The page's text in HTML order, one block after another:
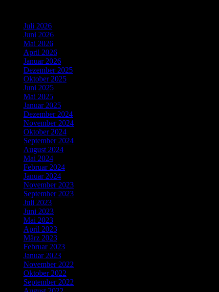
Juli 2026
Juni 2026
Mai 2026
April 2026
Januar 2026
Dezember 2025
Oktober 2025
Juni 2025
Mai 2025
Januar 2025
Dezember 2024
November 2024
Oktober 2024
September 2024
August 2024
Mai 2024
Februar 2024
Januar 2024
November 2023
September 2023
Juli 2023
Juni 2023
Mai 2023
April 2023
März 2023
Februar 2023
Januar 2023
November 2022
Oktober 2022
September 2022